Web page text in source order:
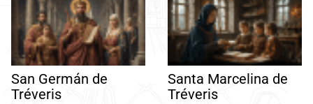
San Germán de
Tréveris
Santa Marcelina de
Tréveris